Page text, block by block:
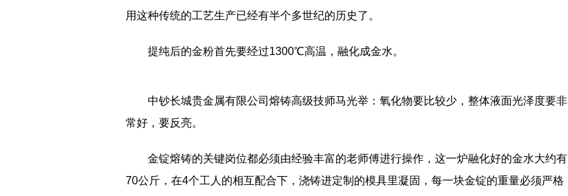
用这种传统的工艺生产已经有半个多世纪的历史了。
提纯后的金粉首先要经过1300℃高温，融化成金水。
中钞长城贵金属有限公司熔铸高级技师马光举：氧化物要比较少，整体液面光泽度要非
常好，要反亮。
金锭熔铸的关键岗位都必须由经验丰富的老师傅进行操作，这一炉融化好的金水大约有
70公斤，在4个工人的相互配合下，浇铸进定制的模具里凝固，每一块金锭的重量必须严格